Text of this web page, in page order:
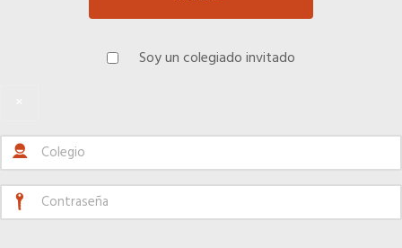
Soy un colegiado invitado